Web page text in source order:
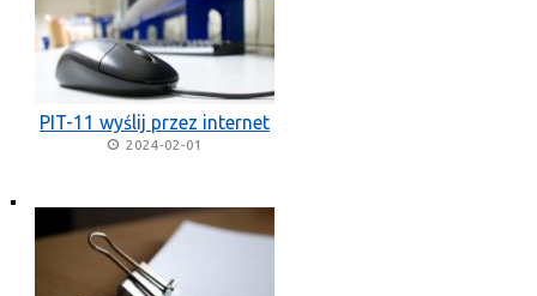
PIT-11 wyślij przez internet
2024-02-01